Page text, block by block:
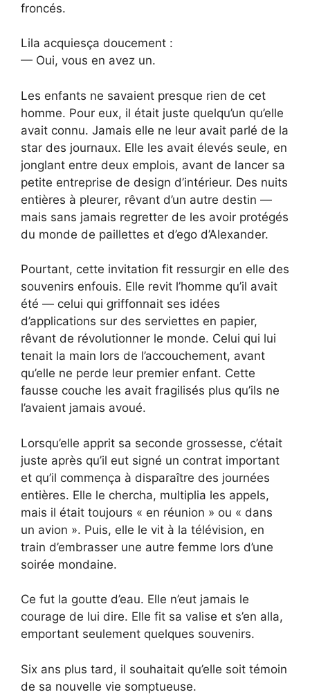
froncés.
Lila acquiesça doucement :
— Oui, vous en avez un.
Les enfants ne savaient presque rien de cet
homme. Pour eux, il était juste quelqu’un qu’elle
avait connu. Jamais elle ne leur avait parlé de la
star des journaux. Elle les avait élevés seule, en
jonglant entre deux emplois, avant de lancer sa
petite entreprise de design d’intérieur. Des nuits
entières à pleurer, rêvant d’un autre destin —
mais sans jamais regretter de les avoir protégés
du monde de paillettes et d’ego d’Alexander.
Pourtant, cette invitation fit ressurgir en elle des
souvenirs enfouis. Elle revit l’homme qu’il avait
été — celui qui griffonnait ses idées
d’applications sur des serviettes en papier,
rêvant de révolutionner le monde. Celui qui lui
tenait la main lors de l’accouchement, avant
qu’elle ne perde leur premier enfant. Cette
fausse couche les avait fragilisés plus qu’ils ne
l’avaient jamais avoué.
Lorsqu’elle apprit sa seconde grossesse, c’était
juste après qu’il eut signé un contrat important
et qu’il commença à disparaître des journées
entières. Elle le chercha, multiplia les appels,
mais il était toujours « en réunion » ou « dans
un avion ». Puis, elle le vit à la télévision, en
train d’embrasser une autre femme lors d’une
soirée mondaine.
Ce fut la goutte d’eau. Elle n’eut jamais le
courage de lui dire. Elle fit sa valise et s’en alla,
emportant seulement quelques souvenirs.
Six ans plus tard, il souhaitait qu’elle soit témoin
de sa nouvelle vie somptueuse.